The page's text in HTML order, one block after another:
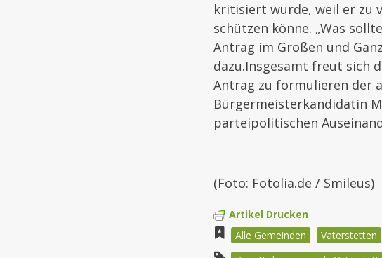
kritisiert wurde, weil er zu
schützen könne. „Was
Antrag im Großen und
dazu.Insgesamt freut sich
Antrag zu formulieren der
Bürgermeisterkandidatin
parteipolitischen
(Foto: Fotolia.de / Smileus)
Artikel Drucken
Alle Gemeinden
Vaterstetten